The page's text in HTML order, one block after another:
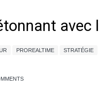
avec
PROREALTIME STRATÉGIE